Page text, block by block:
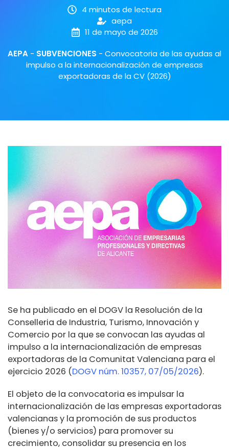
4 minutos de lectura
aepa
11 de mayo de 2026
AEPA - SUBVENCIONES - Convocatoria de las ayudas al
impulso a la internacionalización de empresas
exportadoras de la CV (2026)
Se ha publicado en el DOGV la Resolución de la
Conselleria de Industria, Turismo, Innovación y
Comercio por la que se convocan las ayudas al
impulso a la internacionalización de empresas
exportadoras de la Comunitat Valenciana para el
ejercicio 2026 (DOGV núm. 10357, 07/05/2026).
El objeto de la convocatoria es impulsar la
internacionalización de las empresas exportadoras
valencianas y la promoción de sus productos
(bienes y/o servicios) para promover su
crecimiento, consolidar su presencia en los